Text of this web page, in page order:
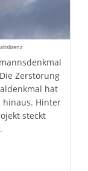
Zerstörung
hat
hinaus. Hinter
steckt